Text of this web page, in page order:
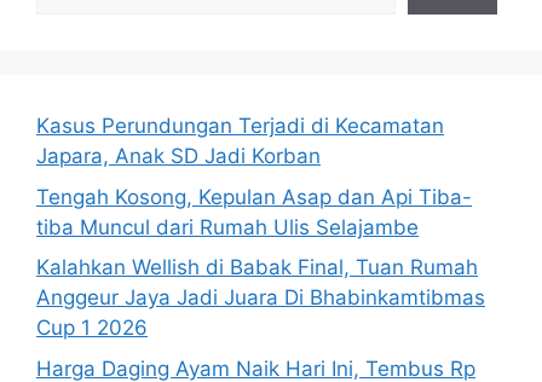
Kasus Perundungan Terjadi di Kecamatan
Japara, Anak SD Jadi Korban
Tengah Kosong, Kepulan Asap dan Api Tiba-
tiba Muncul dari Rumah Ulis Selajambe
Kalahkan Wellish di Babak Final, Tuan Rumah
Anggeur Jaya Jadi Juara Di Bhabinkamtibmas
Cup 1 2026
Harga Daging Ayam Naik Hari Ini, Tembus Rp